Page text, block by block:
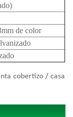
de color
cobertizo / casa